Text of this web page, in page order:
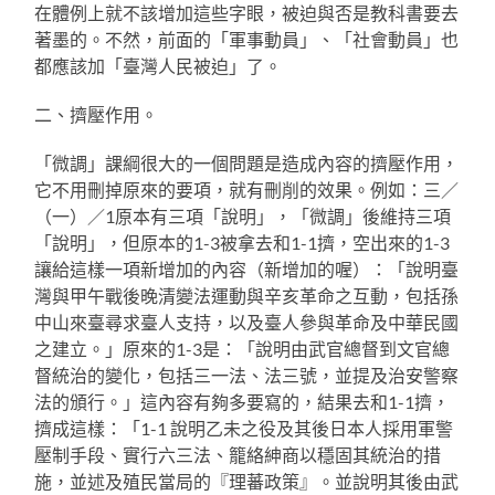
在體例上就不該增加這些字眼，被迫與否是教科書要去
著墨的。不然，前面的「軍事動員」、「社會動員」也
都應該加「臺灣人民被迫」了。
二、擠壓作用。
「微調」課綱很大的一個問題是造成內容的擠壓作用，
它不用刪掉原來的要項，就有刪削的效果。例如：三／
（一）／1原本有三項「說明」，「微調」後維持三項
「說明」，但原本的1-3被拿去和1-1擠，空出來的1-3
讓給這樣一項新增加的內容（新增加的喔）：「說明臺
灣與甲午戰後晚清變法運動與辛亥革命之互動，包括孫
中山來臺尋求臺人支持，以及臺人參與革命及中華民國
之建立。」原來的1-3是：「說明由武官總督到文官總
督統治的變化，包括三一法、法三號，並提及治安警察
法的頒行。」這內容有夠多要寫的，結果去和1-1擠，
擠成這樣：「1-1 說明乙未之役及其後日本人採用軍警
壓制手段、實行六三法、籠絡紳商以穩固其統治的措
施，並述及殖民當局的『理蕃政策』。並說明其後由武